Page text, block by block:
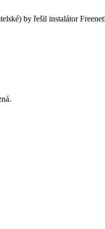
by řešil instalátor